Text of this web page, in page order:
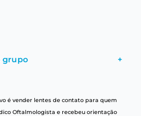
grupo +
é vender lentes de contato para quem
Oftalmologista e recebeu orientação